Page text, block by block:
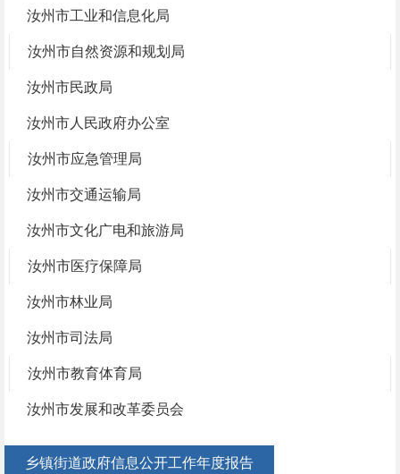
汝州市工业和信息化局
汝州市自然资源和规划局
汝州市民政局
汝州市人民政府办公室
汝州市应急管理局
汝州市交通运输局
汝州市文化广电和旅游局
汝州市医疗保障局
汝州市林业局
汝州市司法局
汝州市教育体育局
汝州市发展和改革委员会
乡镇街道政府信息公开工作年度报告